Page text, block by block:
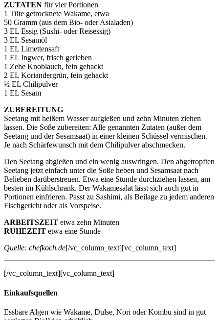
ZUTATEN für vier Portionen
1 Tüte getrocknete Wakame, etwa
50 Gramm (aus dem Bio- oder Asialaden)
3 EL Essig (Sushi- oder Reisessig)
3 EL Sesamöl
1 EL Limettensaft
1 EL Ingwer, frisch gerieben
1 Zehe Knoblauch, fein gehackt
2 EL Koriandergrün, fein gehackt
½ EL Chilipulver
1 EL Sesam
ZUBEREITUNG
Seetang mit heißem Wasser aufgießen und zehn Minuten ziehen
lassen. Die Soße zubereiten: Alle genannten Zutaten (außer dem
Seetang und der Sesamsaat) in einer kleinen Schüssel vermischen.
Je nach Schärfewunsch mit dem Chilipulver abschmecken.
Den Seetang abgießen und ein wenig auswringen. Den abgetropften
Seetang jetzt einfach unter die Soße heben und Sesamsaat nach
Belieben darüberstreuen. Etwa eine Stunde durchziehen lassen, am
besten im Kühlschrank. Der Wakamesalat lässt sich auch gut in
Portionen einfrieren. Passt zu Sashimi, als Beilage zu jedem anderen
Fischgericht oder als Vorspeise.
ARBEITSZEIT etwa zehn Minuten
RUHEZEIT etwa eine Stunde
Quelle: chefkoch.de[/vc_column_text][vc_column_text]
[/vc_column_text][vc_column_text]
Einkaufsquellen
Essbare Algen wie Wakame, Dulse, Nori oder Kombu sind in gut